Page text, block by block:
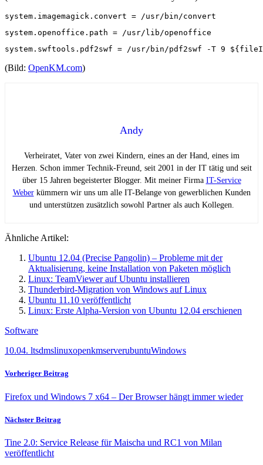
system.imagemagick.convert = /usr/bin/convert
system.openoffice.path = /usr/lib/openoffice
system.swftools.pdf2swf = /usr/bin/pdf2swf -T 9
(Bild: OpenKM.com)
Andy
Verheiratet, Vater von zwei Kindern, eines an der Hand, eines im
Herzen. Schon immer Technik-Freund, seit 2001 in der IT tätig und seit
über 15 Jahren begeisterter Blogger. Mit meiner Firma IT-Service
Weberkümmern wir uns um alle IT-Belange von gewerblichen Kunden
und unterstützen zusätzlich sowohl Partner als auch Kollegen.
Ähnliche Artikel:
Ubuntu 12.04 (Precise Pangolin) – Probleme mit der
Aktualisierung, keine Installation von Paketen möglich
Linux: TeamViewer auf Ubuntu installieren
Thunderbird-Migration von Windows auf Linux
Ubuntu 11.10 veröffentlicht
Linux: Erste Alpha-Version von Ubuntu 12.04 erschienen
Software
10.04. ltsdmslinuxopenkmserverubuntuWindows
Vorheriger Beitrag
Firefox und Windows 7 x64 – Der Browser hängt immer wieder
Nächster Beitrag
Tine 2.0: Service Release für Maischa und RC1 von Milan
veröffentlicht